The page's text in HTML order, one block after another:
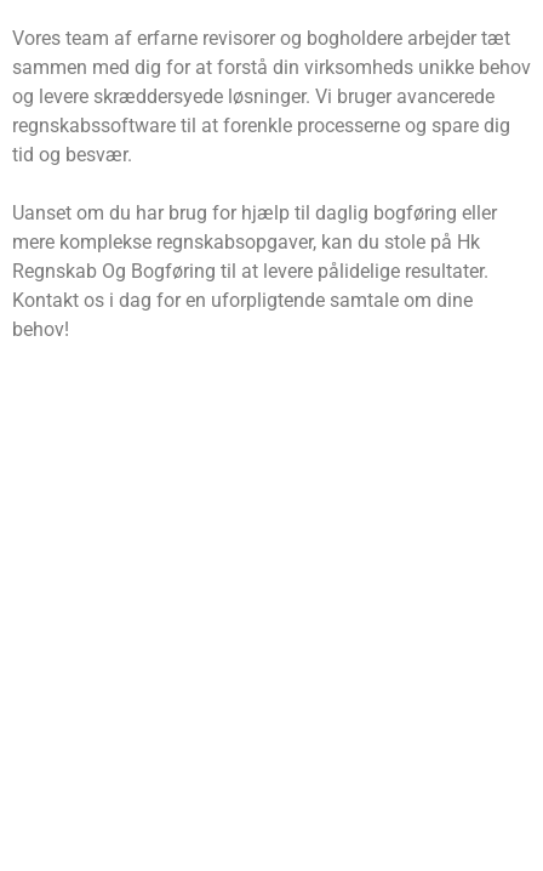
Vores team af erfarne revisorer og bogholdere arbejder tæt
sammen med dig for at forstå din virksomheds unikke behov
og levere skræddersyede løsninger. Vi bruger avancerede
regnskabssoftware til at forenkle processerne og spare dig
tid og besvær.
Uanset om du har brug for hjælp til daglig bogføring eller
mere komplekse regnskabsopgaver, kan du stole på Hk
Regnskab Og Bogføring til at levere pålidelige resultater.
Kontakt os i dag for en uforpligtende samtale om dine
behov!